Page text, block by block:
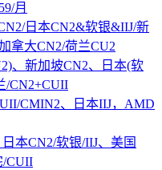
月
日本CN2&软银&IIJ/新
拿大CN2/荷兰CU2
、新加坡CN2、日本(软
/CN2+CUII
CMIN2、日本IIJ，AMD
本CN2/软银/IIJ、美国
/CUII